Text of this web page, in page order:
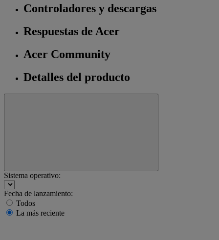
Controladores y descargas
Respuestas de Acer
Acer Community
Detalles del producto
Sistema operativo:
Fecha de lanzamiento:
Todos
La más reciente